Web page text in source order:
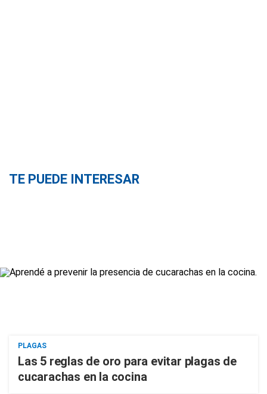
TE PUEDE INTERESAR
PLAGAS
Las 5 reglas de oro para evitar plagas de
cucarachas en la cocina